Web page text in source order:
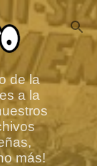
de la
a la
más!